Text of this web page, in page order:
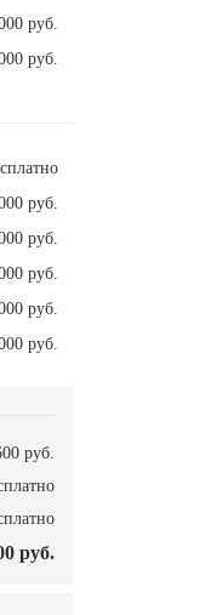
руб.
руб.
руб.
руб.
руб.
руб.
руб.
руб.
руб.